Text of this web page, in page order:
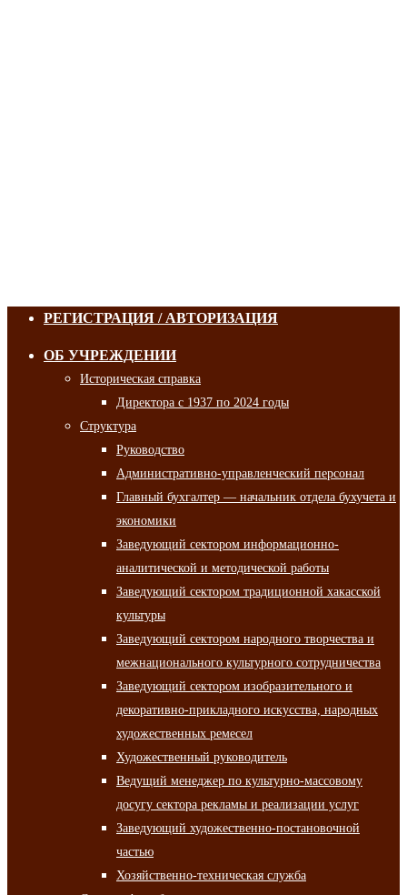
РЕГИСТРАЦИЯ / АВТОРИЗАЦИЯ
ОБ УЧРЕЖДЕНИИ
Историческая справка
Директора с 1937 по 2024 годы
Структура
Руководство
Административно-управленческий персонал
Главный бухгалтер — начальник отдела бухучета и
экономики
Заведующий сектором информационно-
аналитической и методической работы
Заведующий сектором традиционной хакасской
культуры
Заведующий сектором народного творчества и
межнационального культурного сотрудничества
Заведующий сектором изобразительного и
декоративно-прикладного искусства, народных
художественных ремесел
Художественный руководитель
Ведущий менеджер по культурно-массовому
досугу сектора рекламы и реализации услуг
Заведующий художественно-постановочной
частью
Хозяйственно-техническая служба